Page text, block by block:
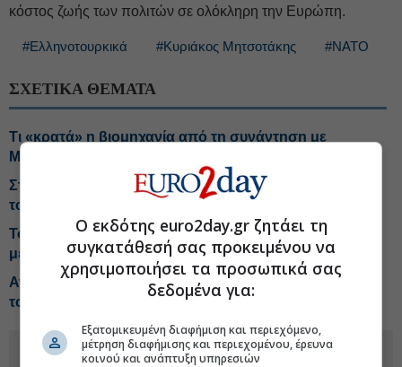
κόστος ζωής των πολιτών σε ολόκληρη την Ευρώπη.
#Ελληνοτουρκικά #Κυριάκος Μητσοτάκης #ΝΑΤΟ
ΣΧΕΤΙΚΑ ΘΕΜΑΤΑ
Τι «κρατά» η βιομηχανία από τη συνάντηση με
Μητσοτάκη
Στην παρουσίαση της νέας εφαρμογής MYAGRO για
τους αγρότες ο Κυριάκος Μητσοτάκης
Το ΝΑΤΟ βρίσκεται σε «στενή επαφή» με την Πολωνία
μετά την πτώση ρωσικού πυραύλου
Αντιδρά η Τουρκία στο ελληνικό χωροταξικό για τον
τουρισμό
Ο εκδότης euro2day.gr ζητάει τη
συγκατάθεσή σας προκειμένου να
χρησιμοποιήσει τα προσωπικά σας
δεδομένα για:
Εξατομικευμένη διαφήμιση και περιεχόμενο,
μέτρηση διαφήμισης και περιεχομένου, έρευνα
κοινού και ανάπτυξη υπηρεσιών